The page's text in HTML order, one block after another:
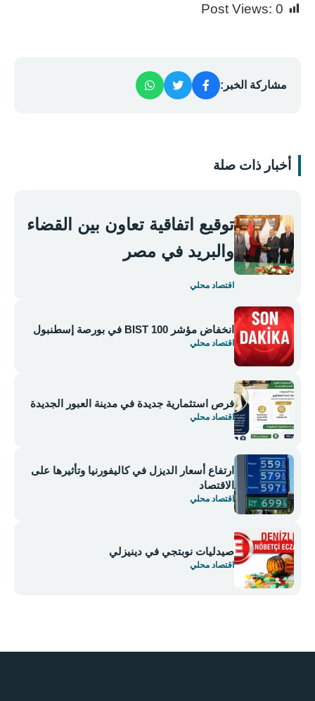
Post Views: 0
مشاركة الخبر:
أخبار ذات صلة
توقيع اتفاقية تعاون بين القضاء
والبريد في مصر
اقتصاد محلي
انخفاض مؤشر BIST 100 في بورصة إسطنبول
اقتصاد محلي
فرص استثمارية جديدة في مدينة العبور الجديدة
اقتصاد محلي
ارتفاع أسعار الديزل في كاليفورنيا وتأثيرها على
الاقتصاد
اقتصاد محلي
صيدليات نوبتجي في دينيزلي
اقتصاد محلي